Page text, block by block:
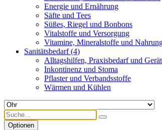
Energie und Ernährung
Säfte und Tees
Süßes, Riegel und Bonbons
Vitalstoffe und Versorgung
Vitamine, Mineralstoffe und
Sanitätsbedarf(4)
Alltagshilfen, Praxisbedarf und
Inkontinenz und Stoma
Pflaster und Verbandsstoffe
Wärmen und Kühlen
Optionen